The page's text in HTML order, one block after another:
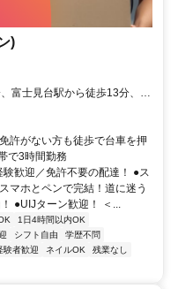
)
富士見台駅から徒歩13分、練
許がない方も徒歩で台車を押
で3時間勤務
歓迎／免許不要の配達！ ●ス
マホとペンで完結！道に迷う
●UIJターン歓迎！ ＜...
1日4時間以内OK
シフト自由
学歴不問
験者歓迎 ネイルOK
残業なし